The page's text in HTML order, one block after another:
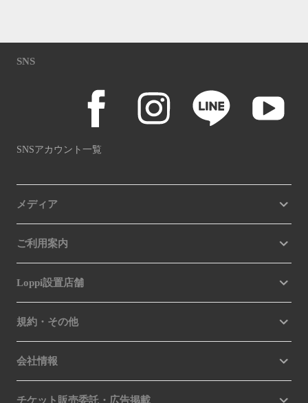
SNS
SNSアカウント一覧
メディア
ご利用案内
Loppi設置店舗
規約・その他
会社情報
チケット販売委託・広告掲載